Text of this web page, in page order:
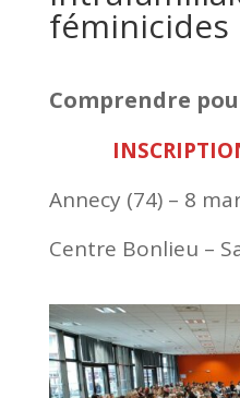
féminicides
Comprendre
Annecy (74) – 8
Centre Bonlieu –